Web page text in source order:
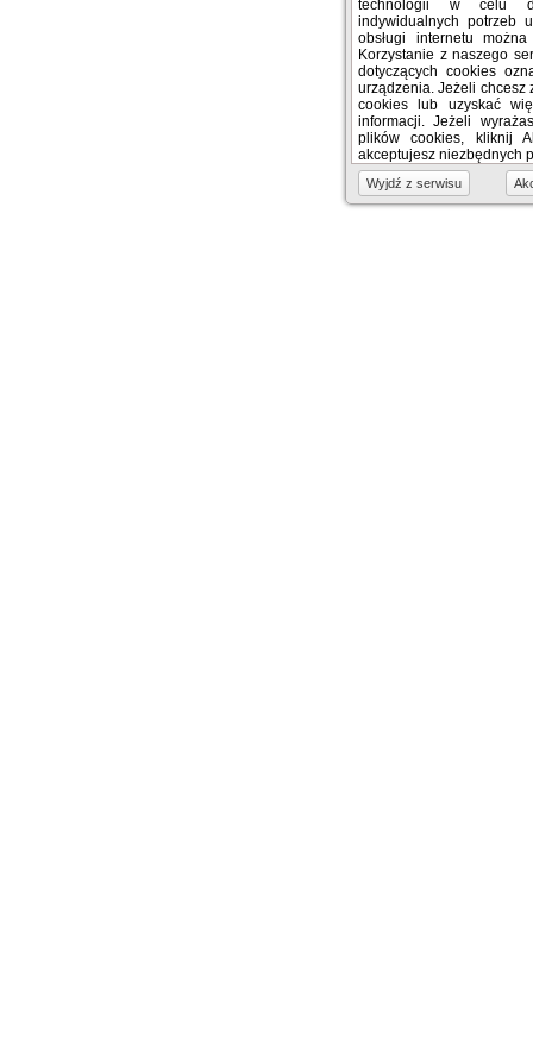
technologii w celu
indywidualnych potrzeb
obsługi internetu
Korzystanie z naszego
dotyczących cookies
urządzenia. Jeżeli chcesz
cookies lub uzyskać
informacji. Jeżeli
plików cookies, kliknij
akceptujesz niezbędnych
Wyjdź z serwisu